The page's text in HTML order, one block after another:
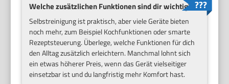
Welche zusätzlichen Funktionen sind dir wichtig?
Selbstreinigung ist praktisch, aber viele Geräte bieten
noch mehr, zum Beispiel Kochfunktionen oder smarte
Rezeptsteuerung. Überlege, welche Funktionen für dich
den Alltag zusätzlich erleichtern. Manchmal lohnt sich
ein etwas höherer Preis, wenn das Gerät vielseitiger
einsetzbar ist und du langfristig mehr Komfort hast.